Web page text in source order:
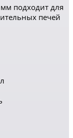
подходит для
печей